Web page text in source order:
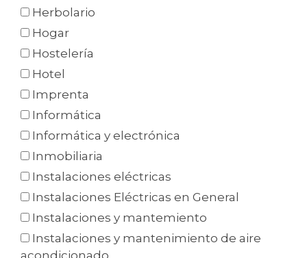
Herbolario
Hogar
Hostelería
Hotel
Imprenta
Informática
Informática y electrónica
Inmobiliaria
Instalaciones eléctricas
Instalaciones Eléctricas en General
Instalaciones y mantemiento
Instalaciones y mantenimiento de aire